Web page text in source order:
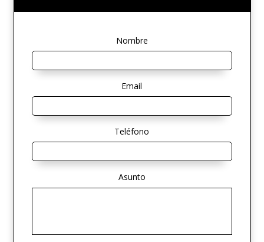
Nombre
Email
Teléfono
Asunto